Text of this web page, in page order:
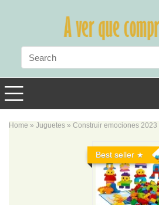
Home » Juguetes » Construir emociones 2023
Best seller